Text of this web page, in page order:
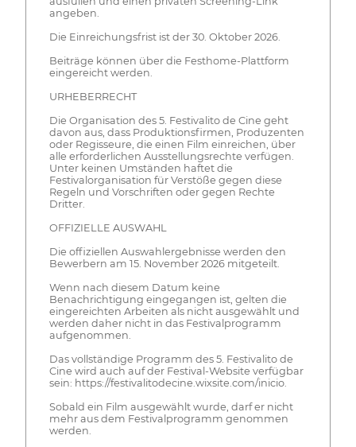
angeben.
Die Einreichungsfrist ist der 30. Oktober 2026.
Beiträge können über die Festhome-Plattform
eingereicht werden.
URHEBERRECHT
Die Organisation des 5. Festivalito de Cine geht
davon aus, dass Produktionsfirmen, Produzenten
oder Regisseure, die einen Film einreichen, über
alle erforderlichen Ausstellungsrechte verfügen.
Unter keinen Umständen haftet die
Festivalorganisation für Verstöße gegen diese
Regeln und Vorschriften oder gegen Rechte
Dritter.
OFFIZIELLE AUSWAHL
Die offiziellen Auswahlergebnisse werden den
Bewerbern am 15. November 2026 mitgeteilt.
Wenn nach diesem Datum keine
Benachrichtigung eingegangen ist, gelten die
eingereichten Arbeiten als nicht ausgewählt und
werden daher nicht in das Festivalprogramm
aufgenommen.
Das vollständige Programm des 5. Festivalito de
Cine wird auch auf der Festival-Website verfügbar
sein: https://festivalitodecine.wixsite.com/inicio.
Sobald ein Film ausgewählt wurde, darf er nicht
mehr aus dem Festivalprogramm genommen
werden.